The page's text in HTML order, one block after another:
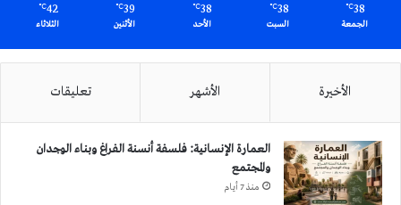
38
℃
الجمعة
38
℃
السبت
38
℃
الأحد
39
℃
الأثنين
42
℃
الثلاثاء
الأخيرة الأشهر تعليقات
العمارة الإنسانية: فلسفة أنسنة الفراغ وبناء الوجدان
والمجتمع
منذ 7 أيام